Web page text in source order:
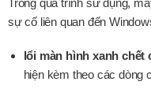
sự cố liên quan đến
lổi màn hình xanh chết
hiện kèm theo các dòng